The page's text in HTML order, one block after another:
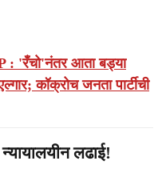
'रँचो'नंतर आता बड्या
कॉक्रोच जनता पार्टीची
लढाई!